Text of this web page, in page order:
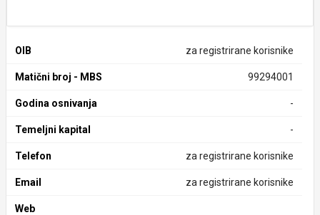
OIB za registrirane korisnike
Matični broj - MBS 99294001
Godina osnivanja -
Temeljni kapital -
Telefon za registrirane korisnike
Email za registrirane korisnike
Web